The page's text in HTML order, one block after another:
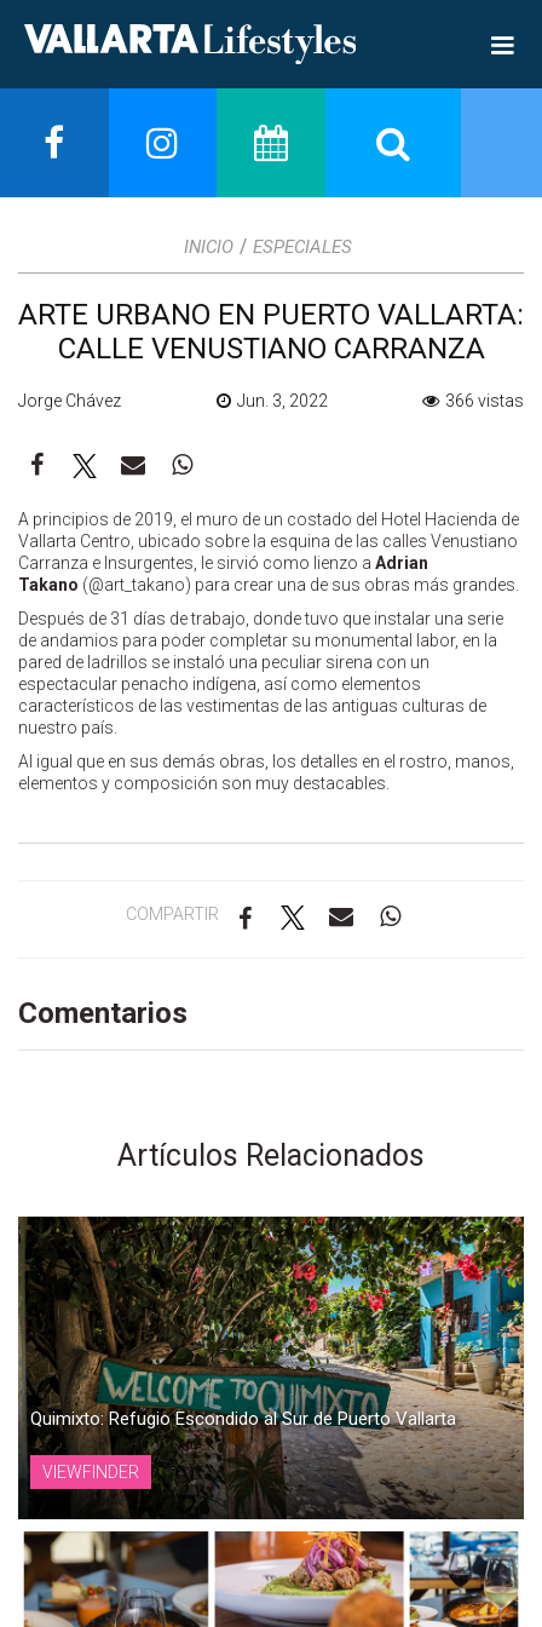
INICIO / ESPECIALES
ARTE URBANO EN PUERTO VALLARTA:
CALLE VENUSTIANO CARRANZA
Jorge Chávez Jun. 3, 2022 366 vistas
A principios de 2019, el muro de un costado del Hotel Hacienda de
Vallarta Centro, ubicado sobre la esquina de las calles Venustiano
Carranza e Insurgentes, le sirvió como lienzo a Adrian
Takano (@art_takano) para crear una de sus obras más grandes.
Después de 31 días de trabajo, donde tuvo que instalar una serie
de andamios para poder completar su monumental labor, en la
pared de ladrillos se instaló una peculiar sirena con un
espectacular penacho indígena, así como elementos
característicos de las vestimentas de las antiguas culturas de
nuestro país.
Al igual que en sus demás obras, los detalles en el rostro, manos,
elementos y composición son muy destacables.
COMPARTIR
Comentarios
Artículos Relacionados
Quimixto: Refugio Escondido al Sur de Puerto Vallarta
VIEWFINDER